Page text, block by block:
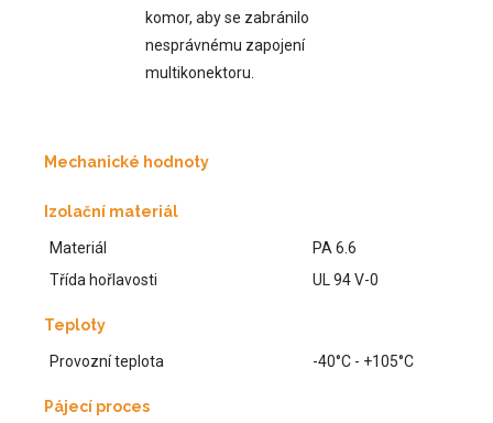
komor, aby se zabránilo
nesprávnému zapojení
multikonektoru.
Mechanické hodnoty
Izolační materiál
Materiál
PA 6.6
Třída hořlavosti
UL 94 V-0
Teploty
Provozní teplota -40°C - +105°C
Pájecí proces